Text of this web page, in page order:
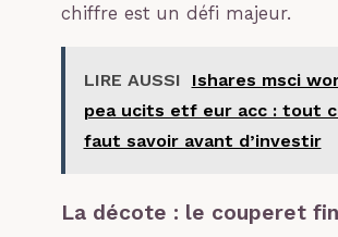
chiffre est un défi majeur.
LIRE AUSSI
Ishares msci
pea ucits etf eur acc : tout
faut savoir avant d’investir
La décote : le couperet